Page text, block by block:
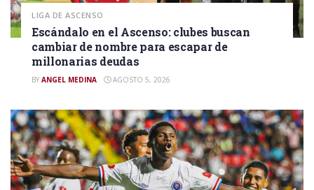
LIGA DE ASCENSO
Escándalo en el Ascenso: clubes buscan
cambiar de nombre para escapar de
millonarias deudas
BY ANGEL MEDINA AGOSTO 5, 2026